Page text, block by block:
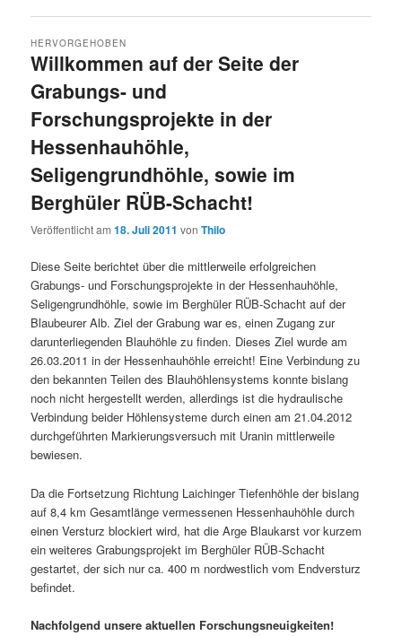
Willkommen auf der Seite der
Grabungs- und
Forschungsprojekte in der
Hessenhauhöhle,
Seligengrundhöhle, sowie im
Berghüler RÜB-Schacht!
HERVORGEHOBEN
Veröffentlicht am18. Juli 2011 vonThilo
Diese Seite berichtet über die mittlerweile erfolgreichen
Grabungs- und Forschungsprojekte in der Hessenhauhöhle,
Seligengrundhöhle, sowie im Berghüler RÜB-Schacht auf der
Blaubeurer Alb. Ziel der Grabung war es, einen Zugang zur
darunterliegenden Blauhöhle zu finden. Dieses Ziel wurde am
26.03.2011 in der Hessenhauhöhle erreicht! Eine Verbindung zu
den bekannten Teilen des Blauhöhlensystems konnte bislang
noch nicht hergestellt werden, allerdings ist die hydraulische
Verbindung beider Höhlensysteme durch einen am 21.04.2012
durchgeführten Markierungsversuch mit Uranin mittlerweile
bewiesen.
Da die Fortsetzung Richtung Laichinger Tiefenhöhle der bislang
auf 8,4 km Gesamtlänge vermessenen Hessenhauhöhle durch
einen Versturz blockiert wird, hat die Arge Blaukarst vor kurzem
ein weiteres Grabungsprojekt im Berghüler RÜB-Schacht
gestartet, der sich nur ca. 400 m nordwestlich vom Endversturz
befindet.
Nachfolgend unsere aktuellen Forschungsneuigkeiten!